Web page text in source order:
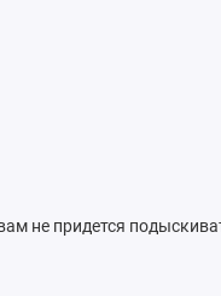
не придется